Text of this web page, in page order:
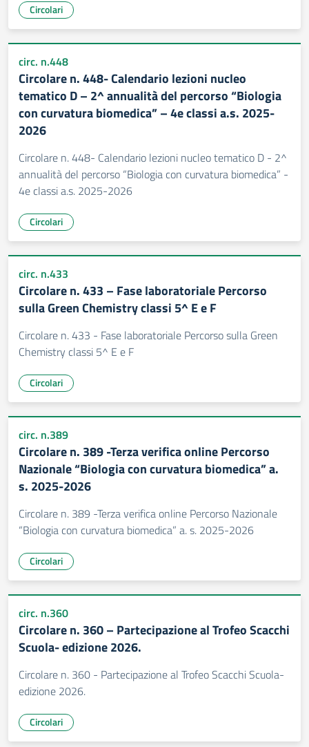
Circolari
circ. n.448
Circolare n. 448- Calendario lezioni nucleo
tematico D – 2^ annualità del percorso “Biologia
con curvatura biomedica” – 4e classi a.s. 2025-
2026
Circolare n. 448- Calendario lezioni nucleo tematico D - 2^
annualità del percorso “Biologia con curvatura biomedica” -
4e classi a.s. 2025-2026
Circolari
circ. n.433
Circolare n. 433 – Fase laboratoriale Percorso
sulla Green Chemistry classi 5^ E e F
Circolare n. 433 - Fase laboratoriale Percorso sulla Green
Chemistry classi 5^ E e F
Circolari
circ. n.389
Circolare n. 389 -Terza verifica online Percorso
Nazionale “Biologia con curvatura biomedica” a.
s. 2025-2026
Circolare n. 389 -Terza verifica online Percorso Nazionale
“Biologia con curvatura biomedica” a. s. 2025-2026
Circolari
circ. n.360
Circolare n. 360 – Partecipazione al Trofeo Scacchi
Scuola- edizione 2026.
Circolare n. 360 - Partecipazione al Trofeo Scacchi Scuola-
edizione 2026.
Circolari